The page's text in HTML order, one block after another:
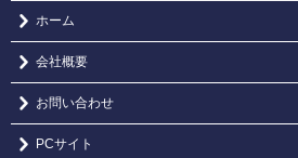
ホーム
会社概要
お問い合わせ
PCサイト